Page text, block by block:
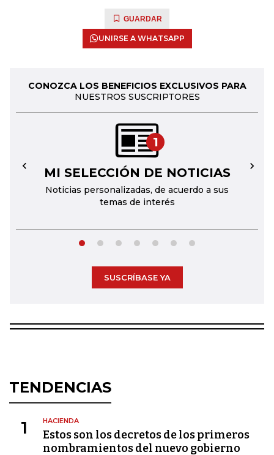
GUARDAR
UNIRSE A WHATSAPP
CONOZCA LOS BENEFICIOS EXCLUSIVOS PARA
NUESTROS SUSCRIPTORES
1
MI SELECCIÓN DE NOTICIAS
Noticias personalizadas, de acuerdo a sus
temas de interés
← →
SUSCRÍBASE YA
TENDENCIAS
1 HACIENDA
Estos son los decretos de los primeros
nombramientos del nuevo gobierno